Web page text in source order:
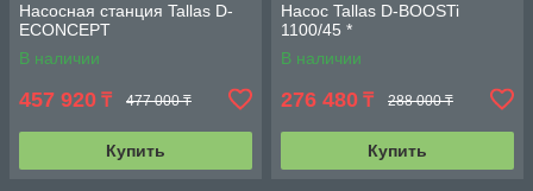
Насосная станция Tallas D-
ECONCEPT
В наличии
457 920 ₸ 477 000 ₸
Купить
Насос Tallas D-BOOSTi
1100/45 *
В наличии
276 480 ₸ 288 000 ₸
Купить